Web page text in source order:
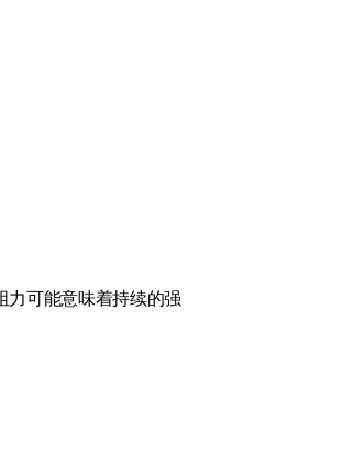
力可能意味着持续的强